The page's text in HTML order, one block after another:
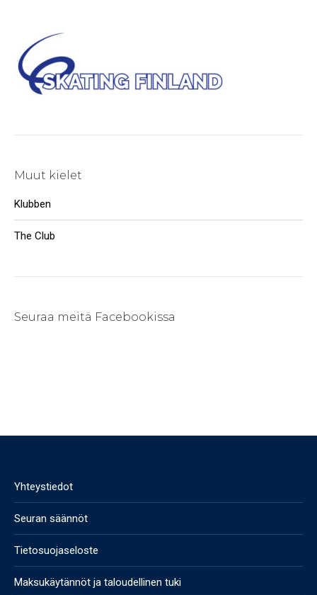
Muut kielet
Klubben
The Club
Seuraa meitä Facebookissa
Yhteystiedot
Seuran säännöt
Tietosuojaseloste
Maksukäytännöt ja taloudellinen tuki